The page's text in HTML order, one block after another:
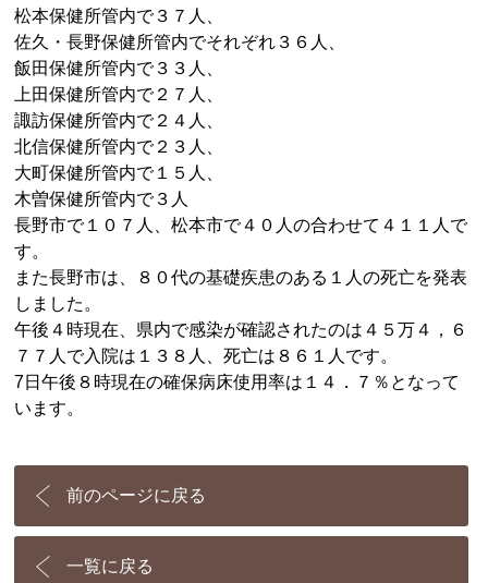
松本保健所管内で３７人、
佐久・長野保健所管内でそれぞれ３６人、
飯田保健所管内で３３人、
上田保健所管内で２７人、
諏訪保健所管内で２４人、
北信保健所管内で２３人、
大町保健所管内で１５人、
木曽保健所管内で３人
長野市で１０７人、松本市で４０人の合わせて４１１人で
す。
また長野市は、８０代の基礎疾患のある１人の死亡を発表
しました。
午後４時現在、県内で感染が確認されたのは４５万４，６
７７人で入院は１３８人、死亡は８６１人です。
7日午後８時現在の確保病床使用率は１４．７％となって
います。
前のページに戻る
一覧に戻る